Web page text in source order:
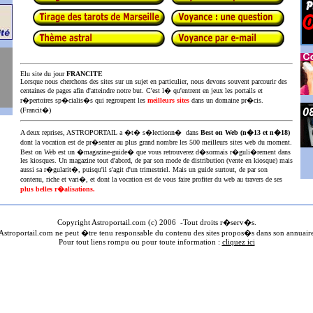
Elu site du jourFRANCITE
Lorsque nous cherchons des sites sur un sujet en particulier, nous devons souvent parcourir des
centaines de pages afin d'atteindre notre but. C'est l� qu'entrent en jeux les portails et
r�pertoires sp�cialis�s qui regroupent les meilleurs sites dans un domaine pr�cis.
(Francit�)
A deux reprises, ASTROPORTAIL a �t� s�lectionn� dans Best on Web (n�13 et n�18)
dont la vocation est de pr�senter au plus grand nombre les 500 meilleurs sites web du moment.
Best on Web est un �magazine-guide� que vous retrouverez d�sormais r�guli�rement dans
les kiosques. Un magazine tout d'abord, de par son mode de distribution (vente en kiosque) mais
aussi sa r�gularit�, puisqu'il s'agit d'un trimestriel. Mais un guide surtout, de par son
contenu, riche et vari�, et dont la vocation est de vous faire profiter du web au travers de ses
plus belles r�alisations.
Copyright Astroportail.com (c) 2006 -Tout droits r�serv�s.
ne peut �tre tenu responsable du contenu des sites propos�s dans son
Pour tout liens rompu ou pour toute information : cliquez ici